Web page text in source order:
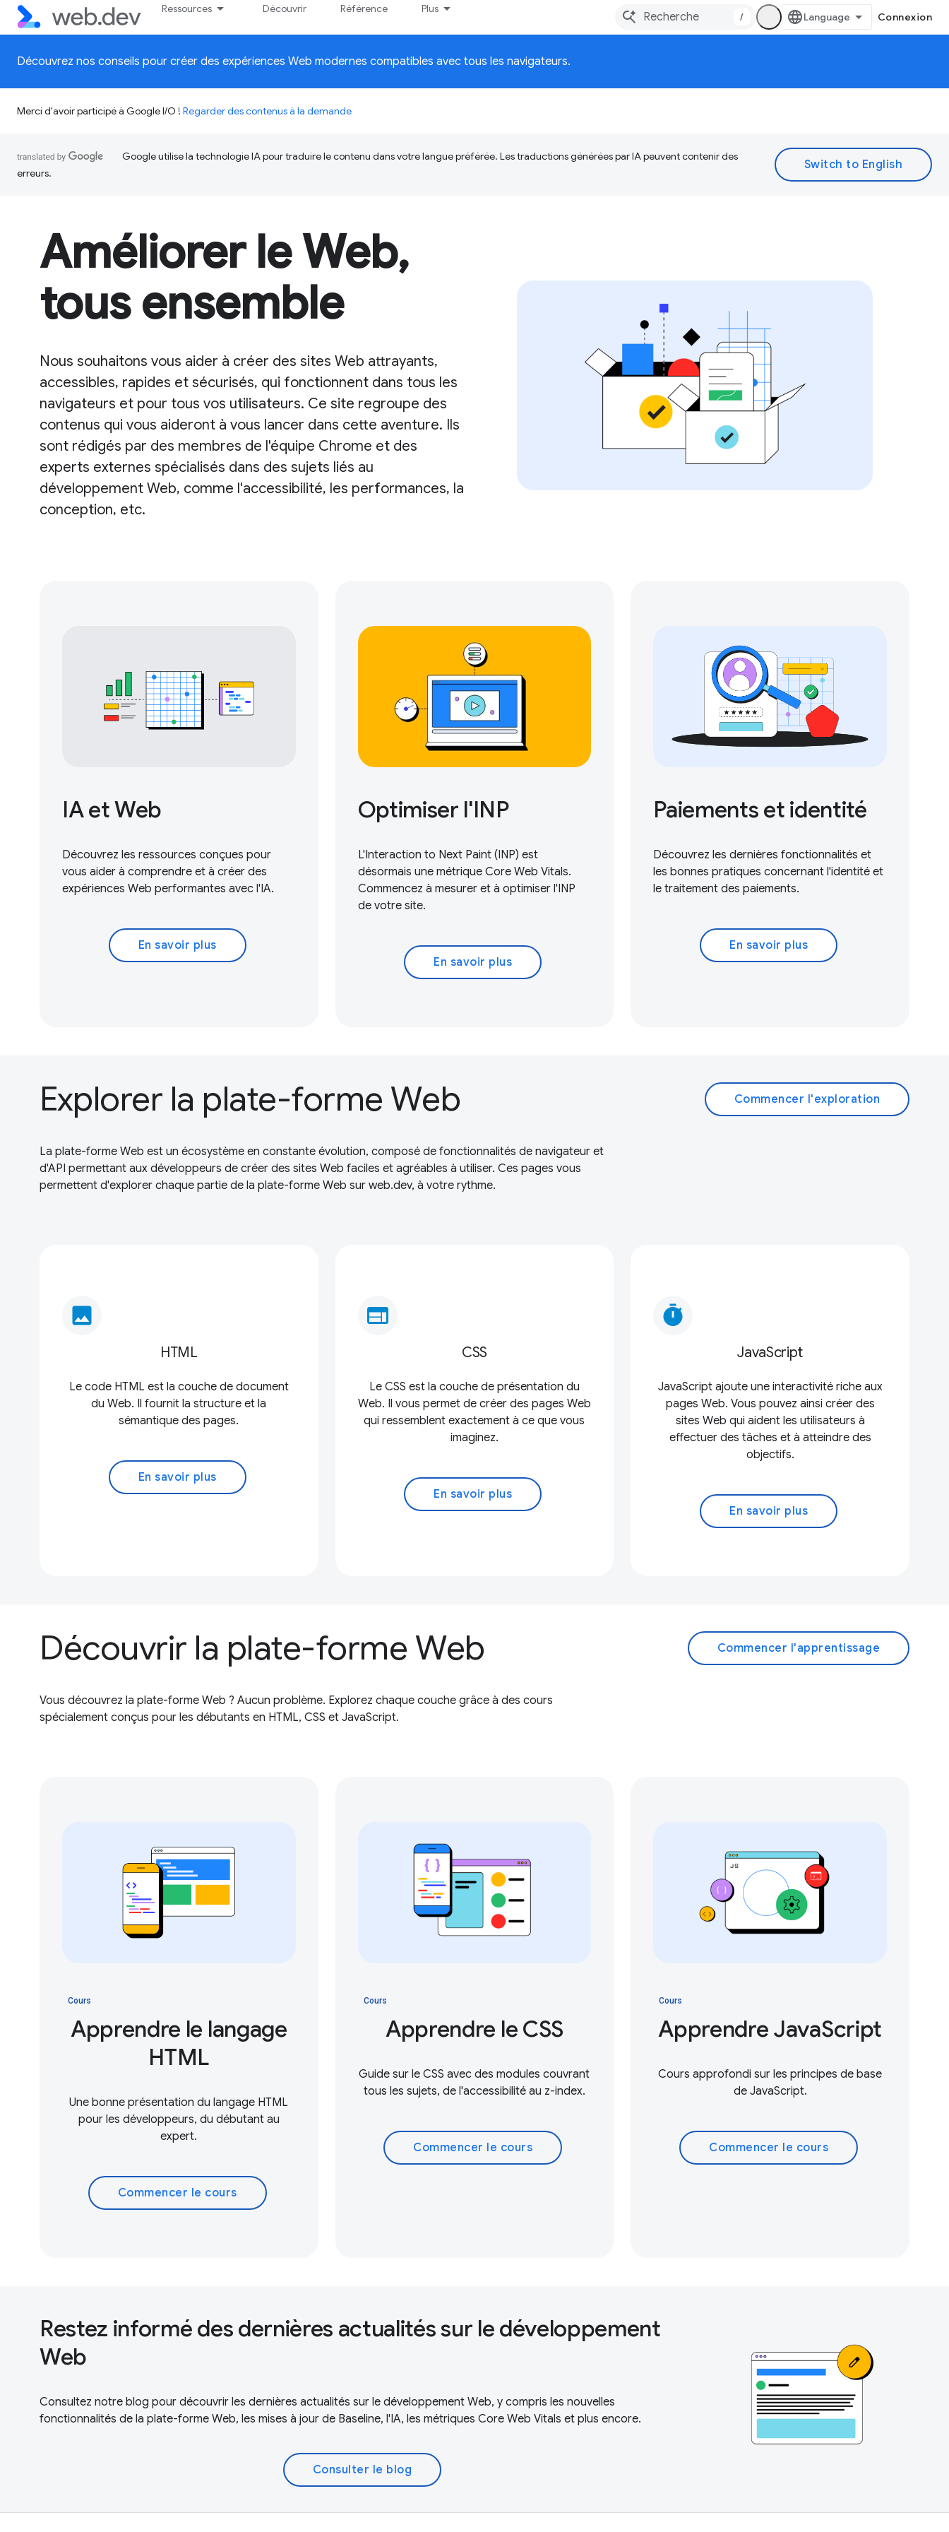
Ressources Découvrir Référence Plus
/ Connexion
Découvrez nos conseils pour créer des expériences Web modernes compatibles avec tous les navigateurs.
Merci d'avoir participé à Google I/O ! Regarder des contenus à la demande
Google utilise la technologie IA pour traduire le contenu dans votre langue préférée. Les traductions générées par IA peuvent contenir des
erreurs.
Améliorer le Web,
tous ensemble
Nous souhaitons vous aider à créer des sites Web attrayants,
accessibles, rapides et sécurisés, qui fonctionnent dans tous les
navigateurs et pour tous vos utilisateurs. Ce site regroupe des
contenus qui vous aideront à vous lancer dans cette aventure. Ils
sont rédigés par des membres de l'équipe Chrome et des
experts externes spécialisés dans des sujets liés au
développement Web, comme l'accessibilité, les performances, la
conception, etc.
IA et Web
Découvrez les ressources conçues pour
vous aider à comprendre et à créer des
expériences Web performantes avec l'IA.
En savoir plus
Optimiser l'INP
L'Interaction to Next Paint (INP) est
désormais une métrique Core Web Vitals.
Commencez à mesurer et à optimiserl'INP
de votre site.
En savoir plus
Paiements et identité
Découvrez les dernières fonctionnalités et
les bonnes pratiques concernant l'identité et
le traitement des paiements.
En savoir plus
Explorer la plate-forme Web Commencer l'exploration
La plate-forme Web est un écosystème en constante évolution, composé de fonctionnalités de navigateur et
d'API permettant aux développeurs de créer des sites Web faciles et agréables à utiliser. Ces pages vous
permettent d'explorer chaque partie de la plate-forme Web sur web.dev, à votre rythme.
image
HTML
Le code HTML est la couche de document
du Web. Il fournit la structure et la
sémantique des pages.
En savoir plus
web
CSS
Le CSS est la couche de présentation du
Web. Il vous permet de créer des pages Web
qui ressemblent exactement à ce que vous
imaginez.
En savoir plus
timer
JavaScript
JavaScript ajoute une interactivité riche aux
pages Web. Vous pouvez ainsi créer des
sites Web qui aident les utilisateurs à
effectuer des tâches et à atteindre des
objectifs.
En savoir plus
Découvrir la plate-forme Web Commencer l'apprentissage
Vous découvrez la plate-forme Web ? Aucun problème. Explorez chaque couche grâce à des cours
spécialement conçus pour les débutants en HTML, CSS et JavaScript.
Cours
Apprendre le langage
HTML
Une bonne présentation du langage HTML
pour les développeurs, du débutant au
expert.
Commencer le cours
Cours
Apprendre le CSS
Guide sur le CSS avec des modules couvrant
tous les sujets, de l'accessibilité au z-index.
Commencer le cours
Cours
Apprendre JavaScript
Cours approfondi sur les principes de base
de JavaScript.
Commencer le cours
Restez informé des dernières actualités sur le développement
Web
Consultez notre blog pour découvrir les dernières actualités sur le développement Web, y compris les nouvelles
fonctionnalités de la plate-forme Web, les mises à jour de Baseline, l'IA, les métriques Core Web Vitals et plus encore.
Consulter le blog